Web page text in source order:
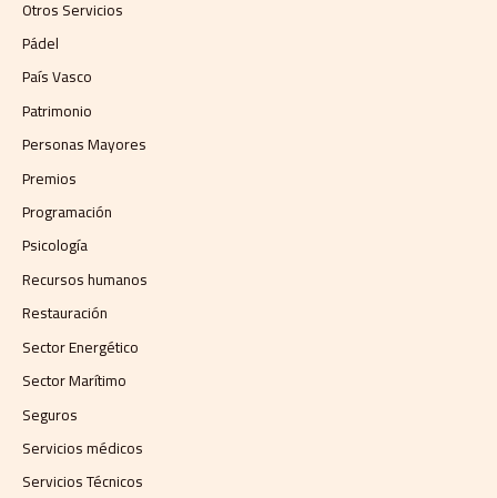
Otros Servicios
Pádel
País Vasco
Patrimonio
Personas Mayores
Premios
Programación
Psicología
Recursos humanos
Restauración
Sector Energético
Sector Marítimo
Seguros
Servicios médicos
Servicios Técnicos